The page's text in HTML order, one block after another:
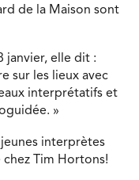
de la Maison sont
janvier, elle dit :
sur les lieux avec
interprétatifs et
»
interprètes
Tim Hortons!